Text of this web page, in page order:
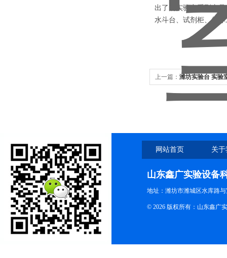
出了的实验室系列产
水斗台、试剂柜、超
上一篇： 潍坊实验台 实验
网站首页 关
山东鑫广实验设备
地址：潍坊市潍城区水库路
© 2026 版权所有：山东鑫广